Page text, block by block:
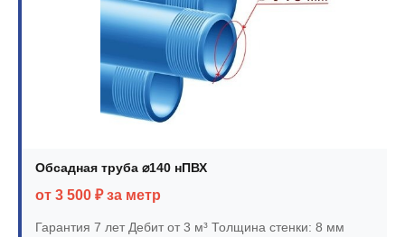
Обсадная труба ⌀140 нПВХ
от 3 500 ₽ за метр
Гарантия 7 летДебит от 3 м³ Толщина стенки: 8 мм